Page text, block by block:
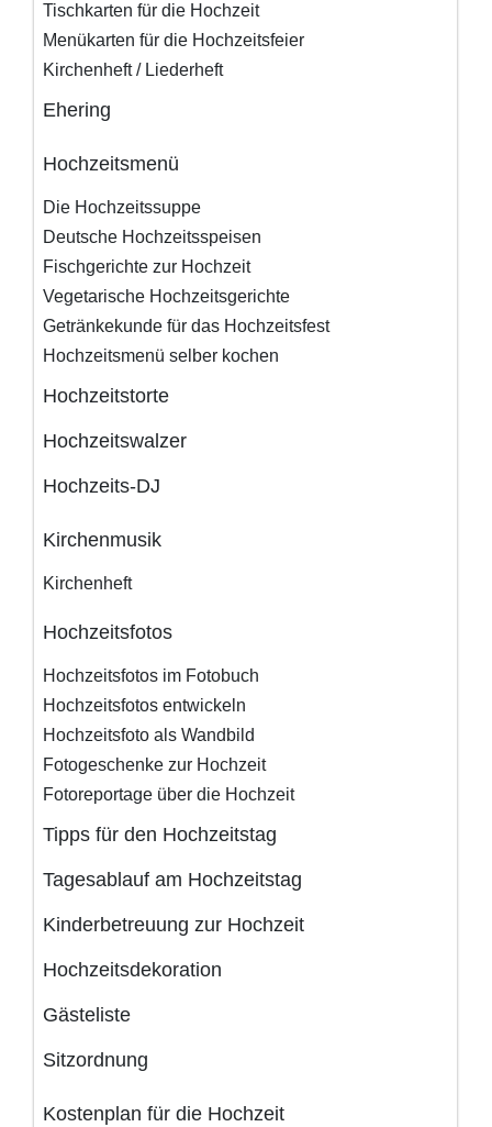
Tischkarten für die Hochzeit
Menükarten für die Hochzeitsfeier
Kirchenheft / Liederheft
Ehering
Hochzeitsmenü
Die Hochzeitssuppe
Deutsche Hochzeitsspeisen
Fischgerichte zur Hochzeit
Vegetarische Hochzeitsgerichte
Getränkekunde für das Hochzeitsfest
Hochzeitsmenü selber kochen
Hochzeitstorte
Hochzeitswalzer
Hochzeits-DJ
Kirchenmusik
Kirchenheft
Hochzeitsfotos
Hochzeitsfotos im Fotobuch
Hochzeitsfotos entwickeln
Hochzeitsfoto als Wandbild
Fotogeschenke zur Hochzeit
Fotoreportage über die Hochzeit
Tipps für den Hochzeitstag
Tagesablauf am Hochzeitstag
Kinderbetreuung zur Hochzeit
Hochzeitsdekoration
Gästeliste
Sitzordnung
Kostenplan für die Hochzeit